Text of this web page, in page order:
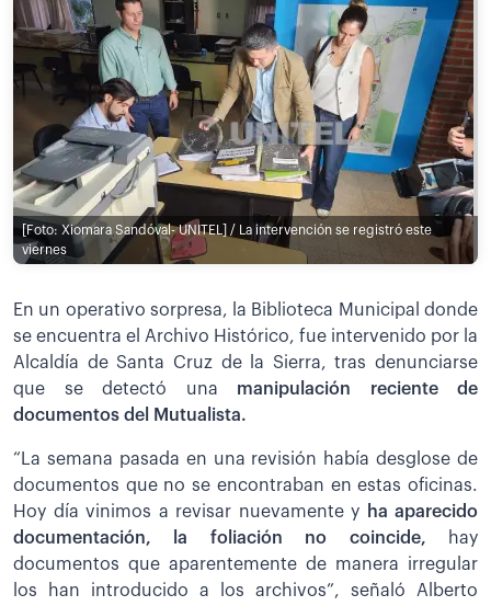
[Foto: Xiomara Sandóval- UNITEL] / La intervención se registró este
viernes
En un operativo sorpresa, la Biblioteca Municipal donde
se encuentra el Archivo Histórico, fue intervenido por la
Alcaldía de Santa Cruz de la Sierra, tras denunciarse
que se detectó una manipulación reciente de
documentos del Mutualista.
“La semana pasada en una revisión había desglose de
documentos que no se encontraban en estas oficinas.
Hoy día vinimos a revisar nuevamente y
ha aparecido
documentación, la foliación no coincide, hay
documentos que aparentemente de manera irregular
los han introducido a los archivos”, señaló Alberto